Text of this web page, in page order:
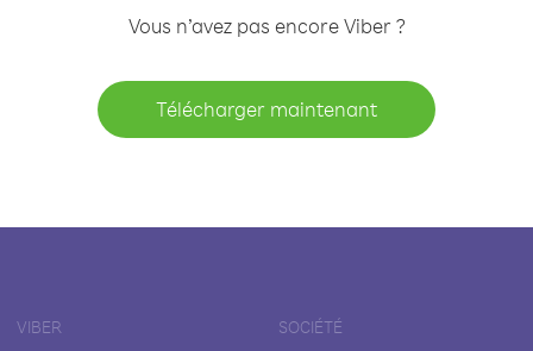
Vous n’avez pas encore Viber ?
Télécharger maintenant
VIBER SOCIÉTÉ